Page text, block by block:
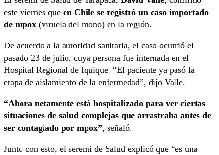
este viernes que en Chile se registró un caso importado
de mpox (viruela del mono) en la región.
De acuerdo a la autoridad sanitaria, el caso ocurrió el
pasado 23 de julio, cuya persona fue internada en el
Hospital Regional de Iquique. “El paciente ya pasó la
etapa de aislamiento de la enfermedad”, dijo Valle.
“Ahora netamente está hospitalizado para ver ciertas
situaciones de salud complejas que arrastraba antes de
ser contagiado por mpox”, señaló.
Junto con esto, el seremi de Salud explicó que “es una